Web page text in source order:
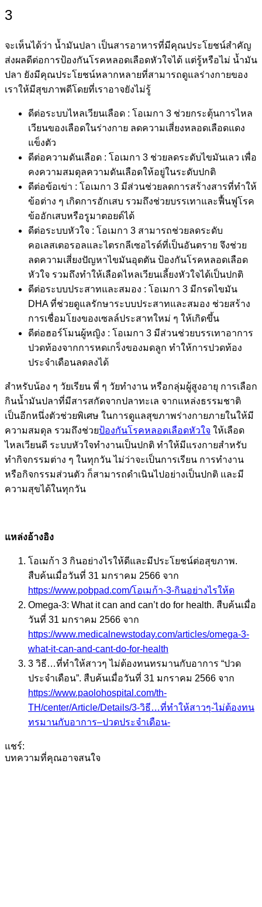
3
จะเห็นได้ว่า น้ำมันปลา เป็นสารอาหารที่มีคุณประโยชน์สำคัญ
ส่งผลดีต่อการป้องกันโรคหลอดเลือดหัวใจได้ แต่รู้หรือไม่ น้ำมัน
ปลา ยังมีคุณประโยชน์หลากหลายที่สามารถดูแลร่างกายของ
เราให้มีสุขภาพดีโดยที่เราอาจยังไม่รู้
ดีต่อระบบไหลเวียนเลือด : โอเมกา 3 ช่วยกระตุ้นการไหล
เวียนของเลือดในร่างกาย ลดความเสี่ยงหลอดเลือดแดง
แข็งตัว
ดีต่อความดันเลือด : โอเมกา 3 ช่วยลดระดับไขมันเลว เพื่อ
คงความสมดุลความดันเลือดให้อยู่ในระดับปกติ
ดีต่อข้อเข่า : โอเมกา 3 มีส่วนช่วยลดการสร้างสารที่ทำให้
ข้อต่าง ๆ เกิดการอักเสบ รวมถึงช่วยบรรเทาและฟื้นฟูโรค
ข้ออักเสบหรือรูมาตอยด์ได้
ดีต่อระบบหัวใจ : โอเมกา 3 สามารถช่วยลดระดับ
คอเลสเตอรอลและไตรกลีเซอไรด์ที่เป็นอันตราย จึงช่วย
ลดความเสี่ยงปัญหาไขมันอุดตัน ป้องกันโรคหลอดเลือด
หัวใจ รวมถึงทำให้เลือดไหลเวียนเลี้ยงหัวใจได้เป็นปกติ
ดีต่อระบบประสาทและสมอง : โอเมกา 3 มีกรดไขมัน
DHA ที่ช่วยดูแลรักษาระบบประสาทและสมอง ช่วยสร้าง
การเชื่อมโยงของเซลล์ประสาทใหม่ ๆ ให้เกิดขึ้น
ดีต่อฮอร์โมนผู้หญิง : โอเมกา 3 มีส่วนช่วยบรรเทาอาการ
ปวดท้องจากการหดเกร็งของมดลูก ทำให้การปวดท้อง
ประจำเดือนลดลงได้
สำหรับน้อง ๆ วัยเรียน พี่ ๆ วัยทำงาน หรือกลุ่มผู้สูงอายุ การเลือก
กินน้ำมันปลาที่มีสารสกัดจากปลาทะเล จากแหล่งธรรมชาติ
เป็นอีกหนึ่งตัวช่วยพิเศษ ในการดูแลสุขภาพร่างกายภายในให้มี
ความสมดุล รวมถึงช่วยป้องกันโรคหลอดเลือดหัวใจ ให้เลือด
ไหลเวียนดี ระบบหัวใจทำงานเป็นปกติ ทำให้มีแรงกายสำหรับ
ทำกิจกรรมต่าง ๆ ในทุกวัน ไม่ว่าจะเป็นการเรียน การทำงาน
หรือกิจกรรมส่วนตัว ก็สามารถดำเนินไปอย่างเป็นปกติ และมี
ความสุขได้ในทุกวัน
แหล่งอ้างอิง
โอเมก้า 3 กินอย่างไรให้ดีและมีประโยชน์ต่อสุขภาพ.
สืบค้นเมื่อวันที่ 31 มกราคม 2566 จาก
https://www.pobpad.com/โอเมก้า-3-กินอย่างไรให้ด
Omega-3: What it can and can’t do for health. สืบค้นเมื่อ
วันที่ 31 มกราคม 2566 จาก
https://www.medicalnewstoday.com/articles/omega-3-
what-it-can-and-cant-do-for-health
3 วิธี…ที่ทำให้สาวๆ ไม่ต้องทนทรมานกับอาการ “ปวด
ประจำเดือน”. สืบค้นเมื่อวันที่ 31 มกราคม 2566 จาก
https://www.paolohospital.com/th-
TH/center/Article/Details/3-วิธี…ที่ทำให้สาวๆ-ไม่ต้องทน
ทรมานกับอาการ–ปวดประจำเดือน-
แชร์:
บทความที่คุณอาจสนใจ